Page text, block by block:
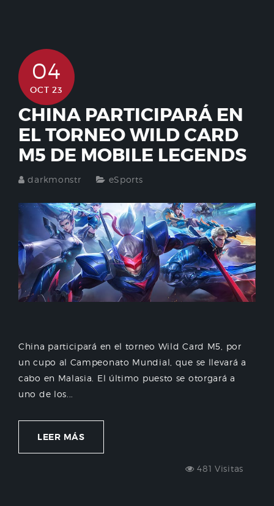
04
OCT 23
CHINA PARTICIPARÁ EN
EL TORNEO WILD CARD
M5 DE MOBILE LEGENDS
darkmonstr eSports
China participará en el torneo Wild Card M5, por
un cupo al Campeonato Mundial, que se llevará a
cabo en Malasia. El último puesto se otorgará a
uno de los...
LEER MÁS
481 Visitas